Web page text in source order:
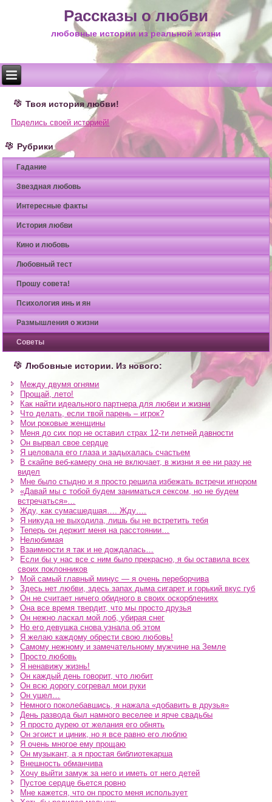
Рассказы о любви
любовные истории из реальной жизни
Твоя история любви!
Поделись своей историей!
Рубрики
Гадание
Звездная любовь
Интересные факты
История любви
Кино и любовь
Любовный тест
Прошу совета!
Психология инь и ян
Размышления о жизни
Советы
Любовные истории. Из нового:
Между двумя огнями
Прощай, лето!
Как найти идеального партнера для любви и жизни
Что делать, если твой парень – игрок?
Мои роковые женщины
Меня до сих пор не оставил страх 12-ти летней давности
Он вырвал свое сердце
Я целовала его глаза и задыхалась счастьем
В скайпе веб-камеру она не включает, в жизни я ее ни разу не
видел
Мне было стыдно и я просто решила избежать встречи игнором
«Давай мы с тобой будем заниматься сексом, но не будем
встречаться»…
Жду, как сумасшедшая…. Жду….
Я никуда не выходила, лишь бы не встретить тебя
Теперь он держит меня на расстоянии…
Нелюбимая
Взаимности я так и не дождалась…
Если бы у нас все с ним было прекрасно, я бы оставила всех
своих поклонников
Мой самый главный минус — я очень переборчива
Здесь нет любви, здесь запах дыма сигарет и горький вкус губ
Он не считает ничего обидного в своих оскорблениях
Она все время твердит, что мы просто друзья
Он нежно ласкал мой лоб, убирая снег
Но его девушка снова узнала об этом
Я желаю каждому обрести свою любовь!
Самому нежному и замечательному мужчине на Земле
Просто любовь
Я ненавижу жизнь!
Он каждый день говорит, что любит
Он всю дорогу согревал мои руки
Он ушел…
Немного поколебавшись, я нажала «добавить в друзья»
День развода был намного веселее и ярче свадьбы
Я просто дурею от желания его обнять
Он эгоист и циник, но я все равно его люблю
Я очень многое ему прощаю
Он музыкант, а я простая библиотекарша
Внешность обманчива
Хочу выйти замуж за него и иметь от него детей
Пустое сердце бьется ровно
Мне кажется, что он просто меня использует